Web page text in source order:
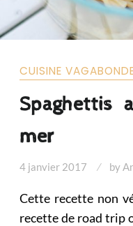
CUISINE
Spaghettis
mer
4 janvier 2017 by
Cette recette non
recette de road trip